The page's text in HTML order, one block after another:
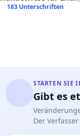
183 Unterschriften
STARTEN SIE
Gibt es
Der